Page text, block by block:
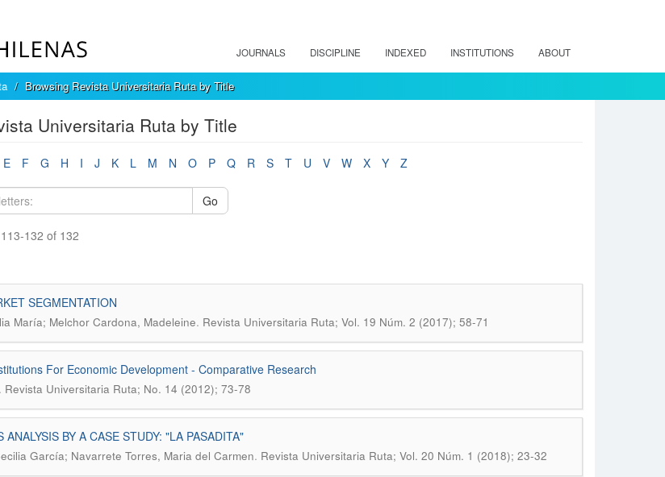
JOURNALS DISCIPLINE INDEXED INSTITUTIONS ABOUT
Browsing Revista Universitaria Ruta by Title
Universitaria Ruta by Title
E F G H I J K L M N O P Q R S T U V W X Y Z
Go
132 of 132
SEGMENTATION
María; Melchor Cardona, Madeleine. Revista Universitaria Ruta; Vol. 19 Núm. 2 (2017); 58-71
For Economic Development - Comparative Research
. Revista Universitaria Ruta; No. 14 (2012); 73-78
ANALYSIS BY A CASE STUDY: "LA PASADITA"
García; Navarrete Torres, Maria del Carmen. Revista Universitaria Ruta; Vol. 20 Núm. 1 (2018); 23-32